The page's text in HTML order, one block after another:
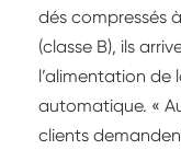
dés compressés
(classe B), ils
l’alimentation de
automatique. «
clients